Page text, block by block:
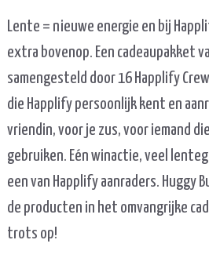
Lente = nieuwe energie en bij
extra bovenop. Een cadeaupakket
samengesteld door 16 Happlify
die Happlify persoonlijk kent en
vriendin, voor je zus, voor iemand
gebruiken. Eén winactie, veel
een van Happlify aanraders. Huggy
de producten in het omvangrijke
trots op!